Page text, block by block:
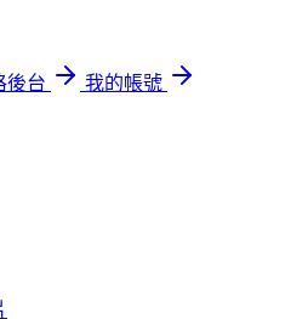
後台
我的帳號